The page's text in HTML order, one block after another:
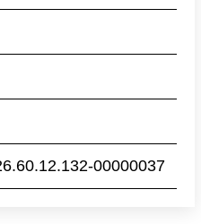
00000037